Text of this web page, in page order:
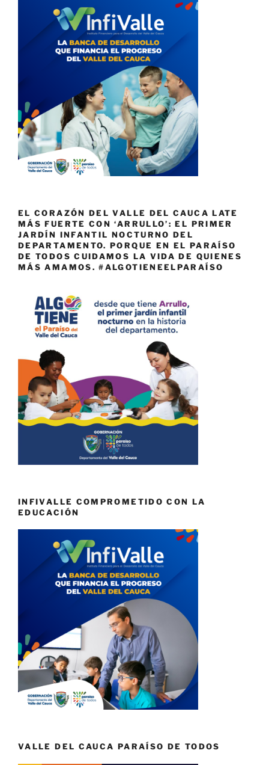
EL CORAZÓN DEL VALLE DEL CAUCA LATE
MÁS FUERTE CON ‘ARRULLO’: EL PRIMER
JARDÍN INFANTIL NOCTURNO DEL
DEPARTAMENTO. PORQUE EN EL PARAÍSO
DE TODOS CUIDAMOS LA VIDA DE QUIENES
MÁS AMAMOS. #ALGOTIENEELPARAÍSO
INFIVALLE COMPROMETIDO CON LA
EDUCACIÓN
VALLE DEL CAUCA PARAÍSO DE TODOS